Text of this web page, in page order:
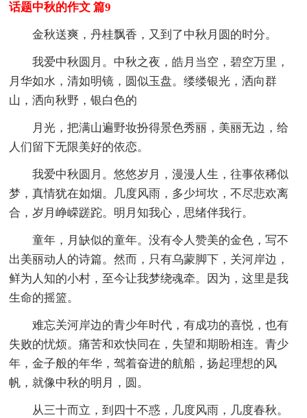
话题中秋的作文 篇9
金秋送爽，丹桂飘香，又到了中秋月圆的时分。
我爱中秋圆月。中秋之夜，皓月当空，碧空万里，
月华如水，清如明镜，圆似玉盘。缕缕银光，洒向群
山，洒向秋野，银白色的
月光，把满山遍野妆扮得景色秀丽，美丽无边，给
人们留下无限美好的依恋。
我爱中秋圆月。悠悠岁月，漫漫人生，往事依稀似
梦，真情犹在如烟。几度风雨，多少坷坎，不尽悲欢离
合，岁月峥嵘蹉跎。明月知我心，思绪伴我行。
童年，月缺似的童年。没有令人赞美的金色，写不
出美丽动人的诗篇。然而，只有乌蒙脚下，关河岸边，
鲜为人知的小村，至今让我梦绕魂牵。因为，这里是我
生命的摇篮。
难忘关河岸边的青少年时代，有成功的喜悦，也有
失败的忧烦。痛苦和欢快同在，失望和期盼相连。青少
年，金子般的年华，驾着奋进的航船，扬起理想的风
帆，就像中秋的明月，圆。
从三十而立，到四十不惑，几度风雨，几度春秋。